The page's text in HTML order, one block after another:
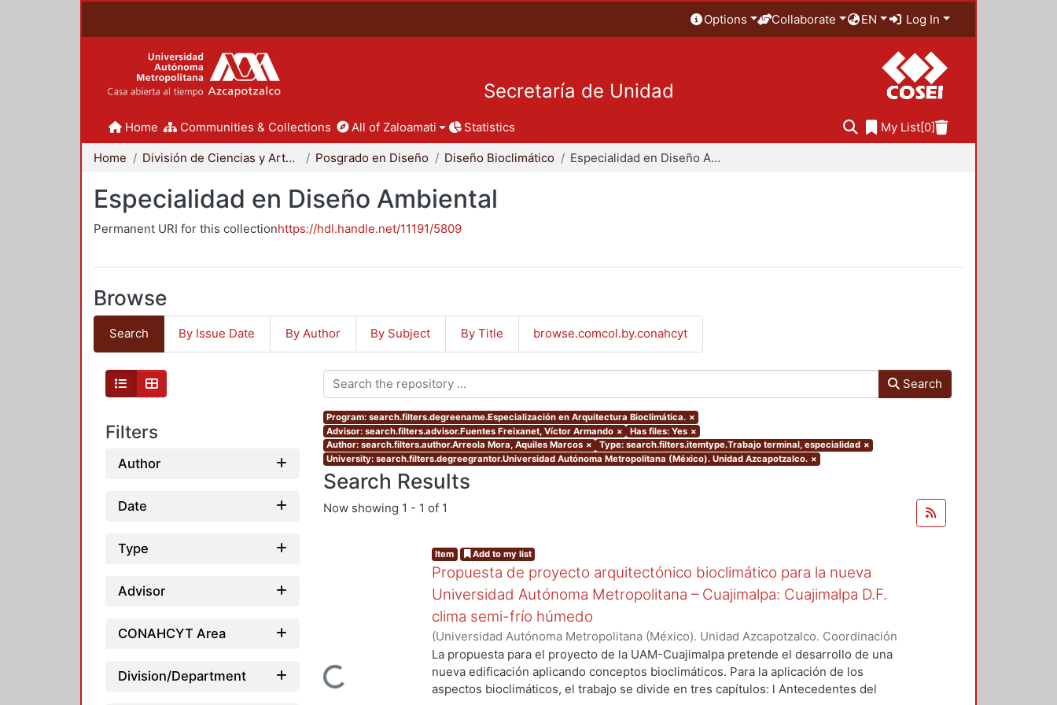
Options Collaborate EN Log In
Secretaría de Unidad
Home Communities & Collections All of Zaloamati Statistics My List[0]
Home División de Ciencias y Artes para el Diseño Posgrado en Diseño Diseño Bioclimático Especialidad en Diseño Ambiental
Especialidad en Diseño Ambiental
Permanent URI for this collectionhttps://hdl.handle.net/11191/5809
Browse
Search By Issue Date By Author By Subject By Title browse.comcol.by.conahcyt
Filters
Author
Date
Type
Advisor
CONAHCYT Area
Division/Department
Search
Program: search.filters.degreename.Especialización en Arquitectura Bioclimática. ×
Advisor: search.filters.advisor.Fuentes Freixanet, Víctor Armando × Has files: Yes ×
Author: search.filters.author.Arreola Mora, Aquiles Marcos × Type: search.filters.itemtype.Trabajo terminal, especialidad ×
University: search.filters.degreegrantor.Universidad Autónoma Metropolitana (México). Unidad Azcapotzalco. ×
Search Results
Now showing 1 - 1 of 1
Loading...
Item Add to my list
Propuesta de proyecto arquitectónico bioclimático para la nueva
Universidad Autónoma Metropolitana – Cuajimalpa: Cuajimalpa D.F.
clima semi-frío húmedo
(Universidad Autónoma Metropolitana (México). Unidad Azcapotzalco. Coordinación
de Servicios de Información.,2005-10)Arreola Mora, Aquiles Marcos
La propuesta para el proyecto de la UAM-Cuajimalpa pretende el desarrollo de una
nueva edificación aplicando conceptos bioclimáticos. Para la aplicación de los
aspectos bioclimáticos, el trabajo se divide en tres capítulos: l Antecedentes del